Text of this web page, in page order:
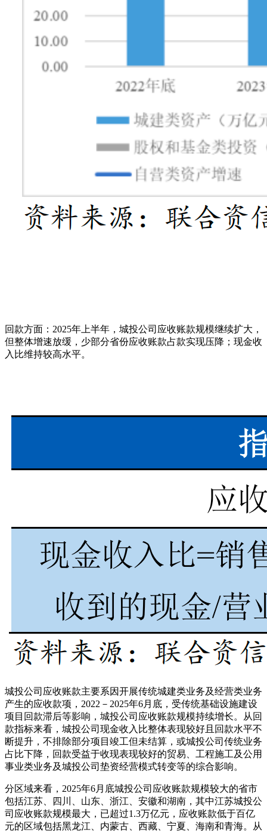
回款方面：2025年上半年，城投公司应收账款规模继续扩大，
但整体增速放缓，少部分省份应收账款占款实现压降；现金收
入比维持较高水平。
城投公司应收账款主要系因开展传统城建类业务及经营类业务
产生的应收款项，2022－2025年6月底，受传统基础设施建设
项目回款滞后等影响，城投公司应收账款规模持续增长。从回
款指标来看，城投公司现金收入比整体表现较好且回款水平不
断提升，不排除部分项目竣工但未结算，或城投公司传统业务
占比下降，回款受益于收现表现较好的贸易、工程施工及公用
事业类业务及城投公司垫资经营模式转变等的综合影响。
分区域来看，2025年6月底城投公司应收账款规模较大的省市
包括江苏、四川、山东、浙江、安徽和湖南，其中江苏城投公
司应收账款规模最大，已超过1.3万亿元，应收账款低于百亿
元的区域包括黑龙江、内蒙古、西藏、宁夏、海南和青海。从